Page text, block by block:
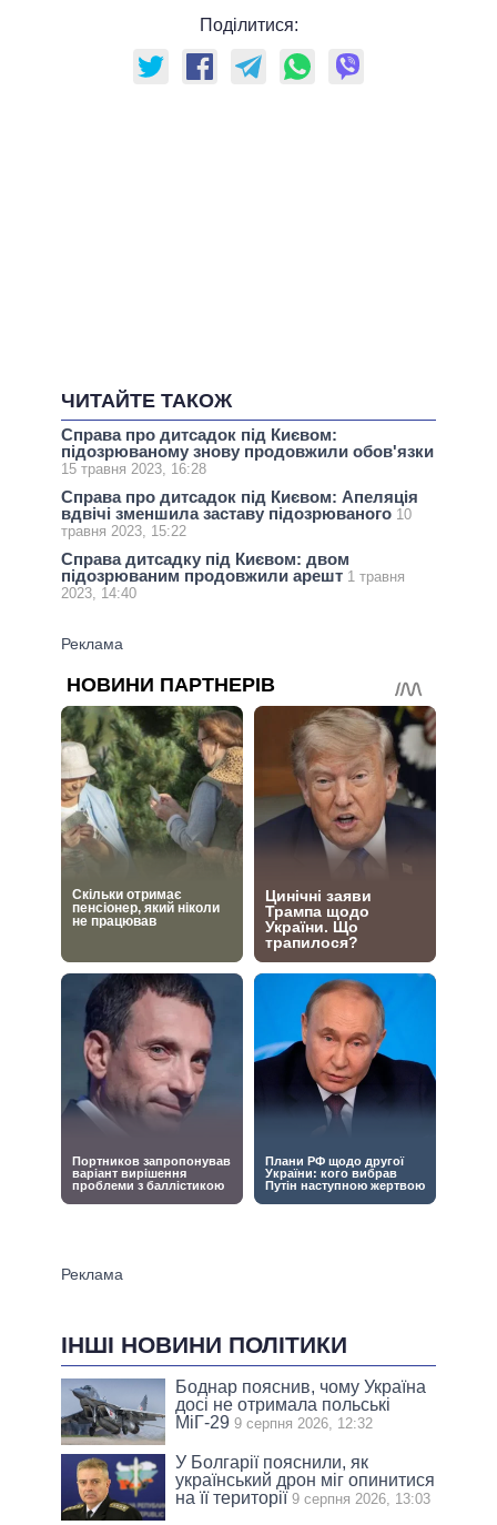
Поділитися:
ЧИТАЙТЕ ТАКОЖ
Справа про дитсадок під Києвом:
підозрюваному знову продовжили обов'язки
15 травня 2023, 16:28
Справа про дитсадок під Києвом: Апеляція
вдвічі зменшила заставу підозрюваного 10
травня 2023, 15:22
Справа дитсадку під Києвом: двом
підозрюваним продовжили арешт 1 травня
2023, 14:40
ІНШІ НОВИНИ ПОЛІТИКИ
Боднар пояснив, чому Україна
досі не отримала польські
МіГ-29 9 серпня 2026, 12:32
У Болгарії пояснили, як
український дрон міг опинитися
на її території 9 серпня 2026, 13:03